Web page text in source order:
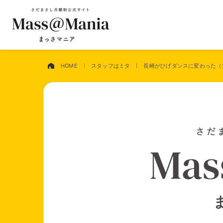
HOME スタッフはミタ 長崎がひげダンスに変わった（